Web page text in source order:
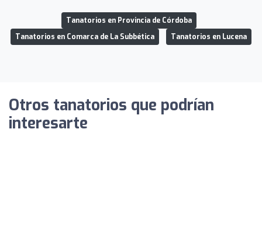
Tanatorios en Provincia de Córdoba
Tanatorios en Comarca de La Subbética
Tanatorios en Lucena
Otros tanatorios que podrían
interesarte